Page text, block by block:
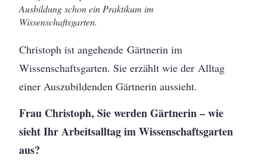
Ausbildung schon ein Praktikum im
Wissenschaftsgarten.
Christoph ist angehende Gärtnerin im
Wissenschaftsgarten. Sie erzählt wie der Alltag
einer Auszubildenden Gärtnerin aussieht.
Frau Christoph, Sie werden Gärtnerin – wie
sieht Ihr Arbeitsalltag im Wissenschaftsgarten
aus?